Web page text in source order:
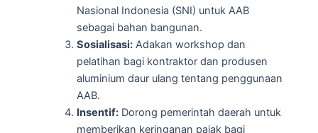
Nasional Indonesia (SNI) untuk AAB
sebagai bahan bangunan.
Sosialisasi:Adakan workshop dan
pelatihan bagi kontraktor dan produsen
aluminium daur ulang tentang penggunaan
AAB.
Insentif:Dorong pemerintah daerah untuk
memberikan keringanan pajak bagi